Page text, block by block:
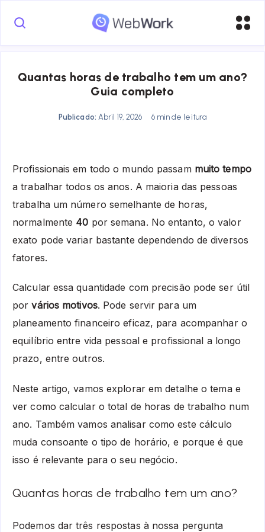
Quantas horas de trabalho tem um ano?
Guia completo
Publicado: Abril 19, 2026 6 min de leitura
Profissionais em todo o mundo passam muito tempo
a trabalhar todos os anos. A maioria das pessoas
trabalha um número semelhante de horas,
normalmente 40 por semana. No entanto, o valor
exato pode variar bastante dependendo de diversos
fatores.
Calcular essa quantidade com precisão pode ser útil
porvários motivos. Pode servir para um
planeamento financeiro eficaz, para acompanhar o
equilíbrio entre vida pessoal e profissional a longo
prazo, entre outros.
Neste artigo, vamos explorar em detalhe o tema e
ver como calcular o total de horas de trabalho num
ano. Também vamos analisar como este cálculo
muda consoante o tipo de horário, e porque é que
isso é relevante para o seu negócio.
Quantas horas de trabalho tem um ano?
Podemos dar três respostas à nossa pergunta